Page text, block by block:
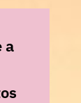
a